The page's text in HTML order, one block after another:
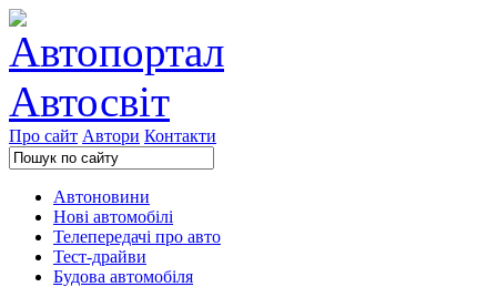
Про сайт Автори Контакти
Автоновини
Нові автомобілі
Телепередачі про авто
Тест-драйви
Будова автомобіля